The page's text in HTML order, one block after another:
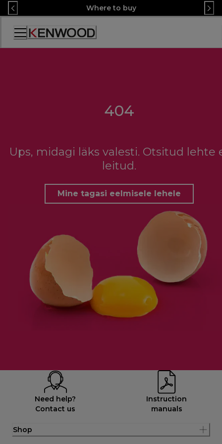
Skip
to
Content
Where to buy
Accessibility
Statement
404
Ups, midagi läks valesti. Otsitud lehte
leitud.
Mine tagasi eelmisele lehele
Need help?
Contact us
Instruction
manuals
Shop